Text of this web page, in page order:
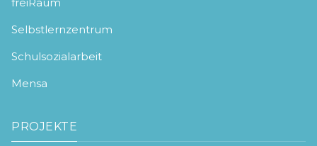
Selbstlernzentrum
Schulsozialarbeit
Mensa
PROJEKTE